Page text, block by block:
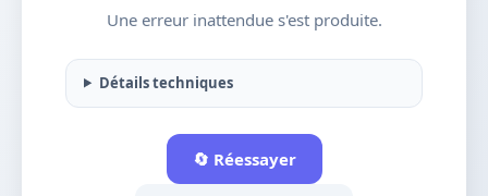
Une erreur inattendue s'est produite.
Détails techniques
🔄 Réessayer